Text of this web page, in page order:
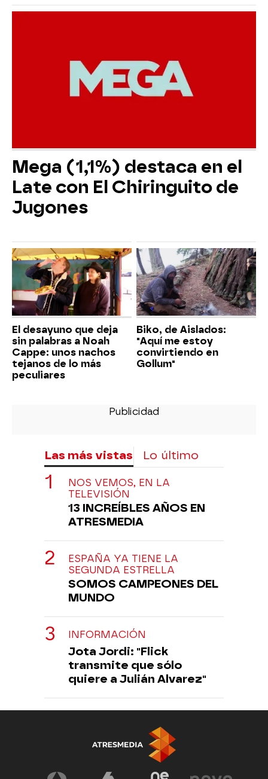
Mega (1,1%) destaca en el
Late con El Chiringuito de
Jugones
El desayuno que deja
sin palabras a Noah
Cappe: unos nachos
tejanos de lo más
peculiares
Biko, de Aislados:
"Aquí me estoy
convirtiendo en
Gollum"
Las más vistas Lo último
NOS VEMOS, EN LA
TELEVISIÓN
13 INCREÍBLES AÑOS EN
ATRESMEDIA
ESPAÑA YA TIENE LA
SEGUNDA ESTRELLA
SOMOS CAMPEONES DEL
MUNDO
INFORMACIÓN
Jota Jordi: "Flick
transmite que sólo
quiere a Julián Alvarez"